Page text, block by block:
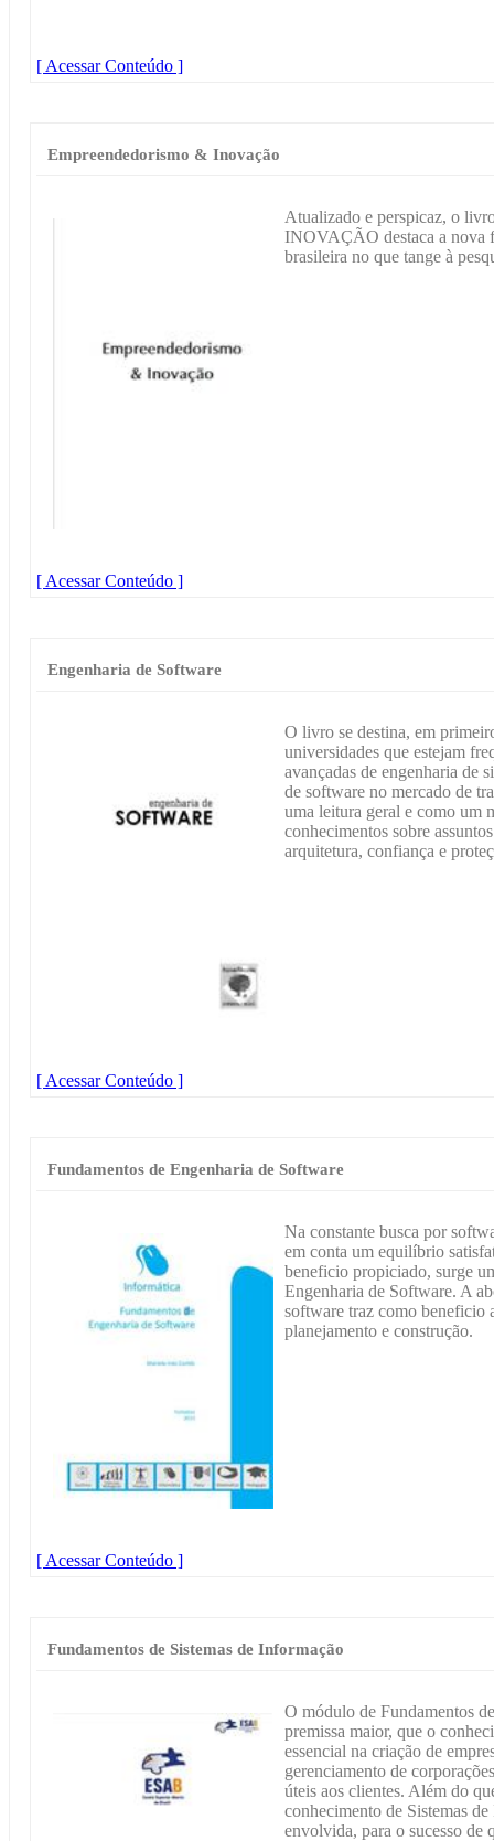
[ Acessar Conteúdo ]
Empreendedorismo & Inovação
Atualizado e perspicaz, o
INOVAÇÃO destaca a nova
brasileira no que tange à
[ Acessar Conteúdo ]
Engenharia de Software
O livro se destina, em
universidades que estejam
avançadas de engenharia de
de software no mercado de
uma leitura geral e como um
conhecimentos sobre
arquitetura, confiança e
[ Acessar Conteúdo ]
Fundamentos de Engenharia de Software
Na constante busca por
em conta um equilíbrio
beneficio propiciado, surge
Engenharia de Software. A
software traz como beneficio
planejamento e construção.
[ Acessar Conteúdo ]
Fundamentos de Sistemas de Informação
O módulo de Fundamentos
premissa maior, que o
essencial na criação de
gerenciamento de
úteis aos clientes. Além do
conhecimento de Sistemas
envolvida, para o sucesso